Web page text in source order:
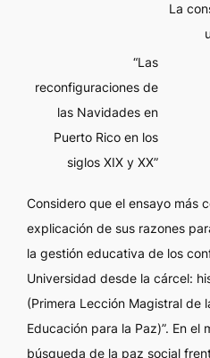
La
“Las
reconfiguraciones de
las Navidades en
Puerto Rico en los
siglos XIX y XX”
Considero que el ensayo más
explicación de sus razones
la gestión educativa de los
Universidad desde la cárcel:
(Primera Lección Magistral de
Educación para la Paz)”. En el
búsqueda de la paz social